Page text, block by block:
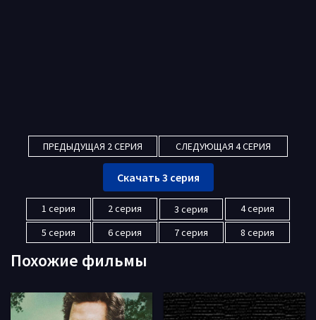
ПРЕДЫДУЩАЯ 2 СЕРИЯ СЛЕДУЮЩАЯ 4 СЕРИЯ
Скачать 3 серия
1 серия 2 серия 3 серия
4 серия
5 серия
6 серия 7 серия 8 серия
Похожие фильмы